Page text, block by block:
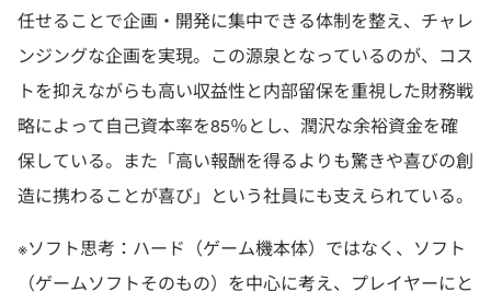
任せることで企画・開発に集中できる体制を整え、チャレ
ンジングな企画を実現。この源泉となっているのが、コス
トを抑えながらも高い収益性と内部留保を重視した財務戦
略によって自己資本率を85％とし、潤沢な余裕資金を確
保している。また「高い報酬を得るよりも驚きや喜びの創
造に携わることが喜び」という社員にも支えられている。
※ソフト思考：ハード（ゲーム機本体）ではなく、ソフト
（ゲームソフトそのもの）を中心に考え、プレイヤーにと